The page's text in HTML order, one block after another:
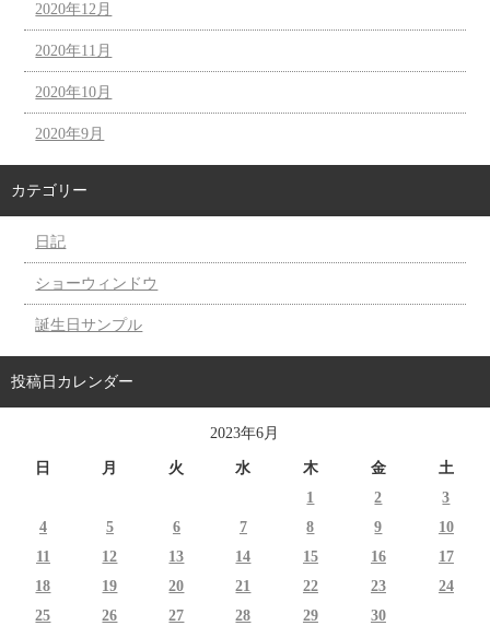
2020年12月
2020年11月
2020年10月
2020年9月
カテゴリー
日記
ショーウィンドウ
誕生日サンプル
投稿日カレンダー
2023年6月
日 月 火 水 木 金
土
1
2
3
4
5 6 7 8 9
10
11
12 13 14 15 16
17
18
19 20 21 22 23
24
25
26 27 28 29 30